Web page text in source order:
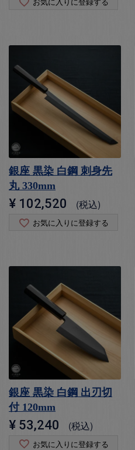
銀座 黒染 白鋼 刺身先
丸 330mm
¥ 102,520 税込
お気に入りに登録する
銀座 黒染 白鋼 出刃切
付 120mm
¥ 53,240 税込
お気に入りに登録する